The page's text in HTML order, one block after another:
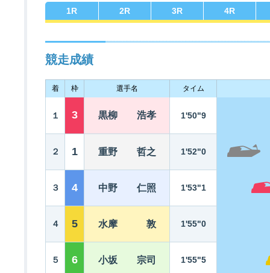
今節出場選手のマル得情報
1R 2R 3R 4R
競走成績
着 枠 選手名 タイム
１ 3 黒柳 浩孝 1'50"9
２ 1 重野 哲之 1'52"0
３ 4 中野 仁照 1'53"1
４ 5 水摩 敦 1'55"0
５ 6 小坂 宗司 1'55"5